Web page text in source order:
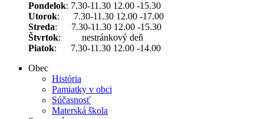
Pondelok: 7.30-11.30 12.00 -15.30
Utorok: 7.30-11.30 12.00 -17.00
Streda: 7.30-11.30 12.00 -15.30
Štvrtok: nestránkový deň
Piatok: 7.30-11.30 12.00 -14.00
Obec
História
Pamiatky v obci
Súčasnosť
Materská škola